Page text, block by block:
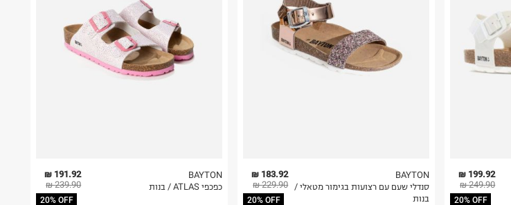
191.92 ₪
239.90 ₪
20% OFF
BAYTON
כפכפי ATLAS / בנות
183.92 ₪
229.90 ₪
20% OFF
BAYTON
סנדלי שעם עם רצועות בגימור מטאלי /
בנות
199.92 ₪
249.90 ₪
20% OFF